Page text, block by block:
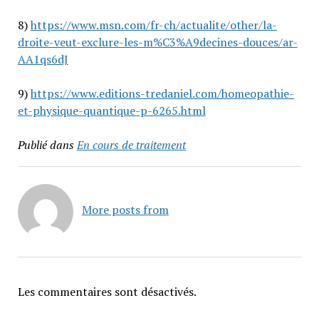
8)https://www.msn.com/fr-ch/actualite/other/la-
droite-veut-exclure-les-m%C3%A9decines-douces/ar-
AA1qs6dJ
9)https://www.editions-tredaniel.com/homeopathie-
et-physique-quantique-p-6265.html
Publié dansEn cours de traitement
More posts from
Les commentaires sont désactivés.